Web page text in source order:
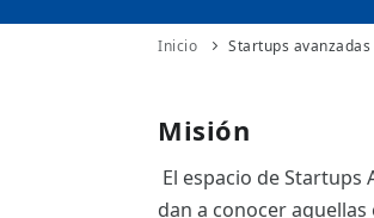
INTERNACIONALIZACIÓN
Inicio Startups avanzadas
Misión
El espacio de Startups
dan a conocer